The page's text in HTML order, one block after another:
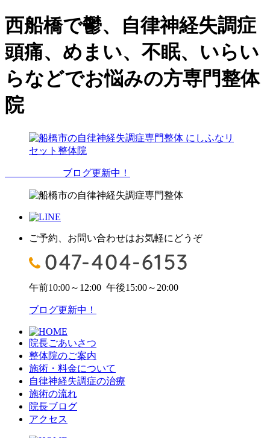
西船橋で鬱、自律神経失調症
頭痛、めまい、不眠、いらい
らなどでお悩みの方専門整体
院
ブログ更新中！
ご予約、お問い合わせはお気軽にどうぞ
午前10:00～12:00 午後15:00～20:00
ブログ更新中！
院長ごあいさつ
整体院のご案内
施術・料金について
自律神経失調症の治療
施術の流れ
院長ブログ
アクセス